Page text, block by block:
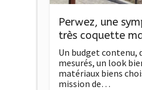
Perwez, une
très coquette
Un budget contenu,
mesurés, un look
matériaux biens
mission de…